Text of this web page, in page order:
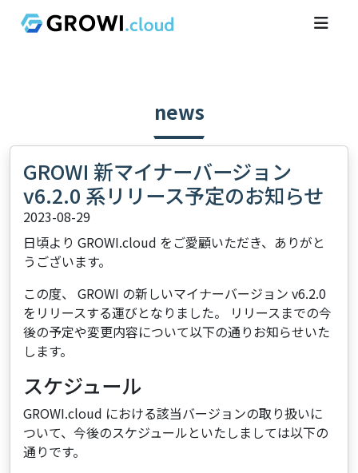
news
GROWI 新マイナーバージョン
v6.2.0 系リリース予定のお知らせ
2023-08-29
日頃より GROWI.cloud をご愛顧いただき、ありがと
うございます。
この度、 GROWI の新しいマイナーバージョン v6.2.0
をリリースする運びとなりました。 リリースまでの今
後の予定や変更内容について以下の通りお知らせいた
します。
スケジュール
GROWI.cloud における該当バージョンの取り扱いに
ついて、今後のスケジュールといたしましては以下の
通りです。